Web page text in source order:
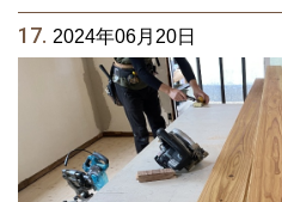
17. 2024年06月20日